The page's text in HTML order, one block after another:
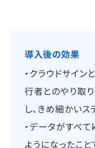
導入後の効果
・クラウドサイ
行者とのやり取
し、きめ細かい
・データがすべ
ようになったこ